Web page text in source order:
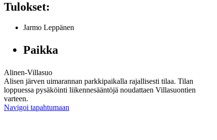
Tulokset:
Jarmo Leppänen
Paikka
Alinen-Villasuo
Alisen järven uimarannan parkkipaikalla rajallisesti tilaa. Tilan
loppuessa pysäköinti liikennesääntöjä noudattaen Villasuontien
varteen.
Navigoi tapahtumaan